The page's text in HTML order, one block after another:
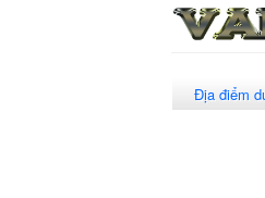
Địa điểm